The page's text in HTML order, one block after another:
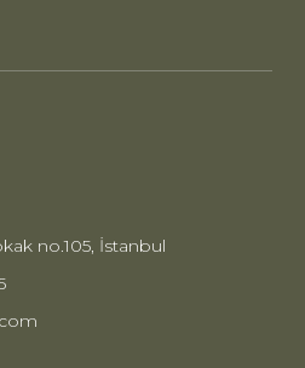
no.105, İstanbul